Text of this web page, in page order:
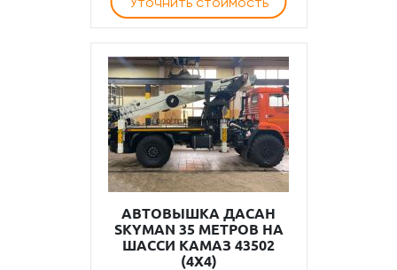
АВТОВЫШКА ДАСАН
SKYMAN 35 МЕТРОВ НА
ШАССИ КАМАЗ 43502
(4Х4)